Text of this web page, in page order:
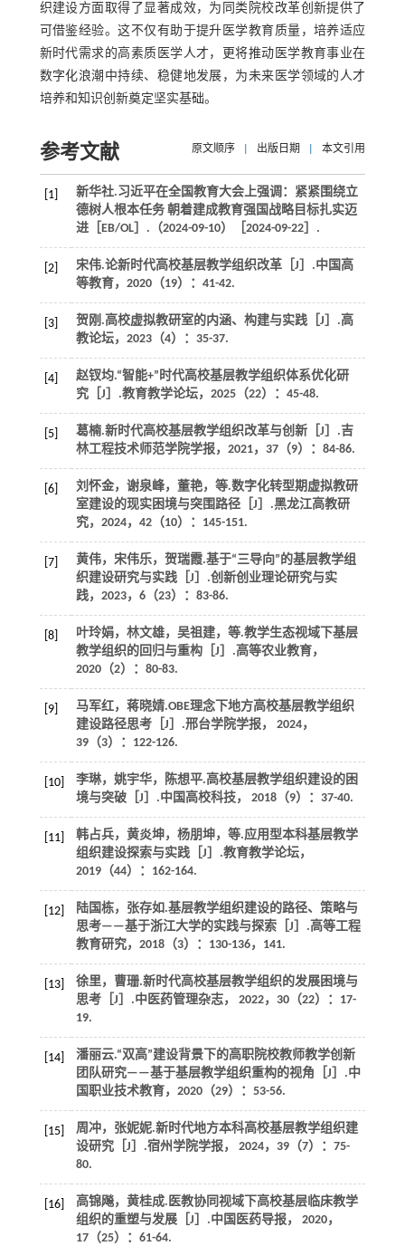
织建设方面取得了显著成效，为同类院校改革创新提供了
可借鉴经验。这不仅有助于提升医学教育质量，培养适应
新时代需求的高素质医学人才，更将推动医学教育事业在
数字化浪潮中持续、稳健地发展，为未来医学领域的人才
培养和知识创新奠定坚实基础。
参考文献 原文顺序 出版日期 本文引用
[1]
新华社.习近平在全国教育大会上强调：紧紧围绕立
德树人根本任务 朝着建成教育强国战略目标扎实迈
进［EB/OL］.（2024-09-10）［2024-09-22］.
[2] 宋伟.论新时代高校基层教学组织改革［J］.中国高
等教育， 2020（19）：41-42.
[3] 贺刚.高校虚拟教研室的内涵、构建与实践［J］.高
教论坛， 2023（4）：35-37.
[4]
赵钗均.“智能+”时代高校基层教学组织体系优化研
究［J］.教育教学论坛， 2025（22）：45-48.
[5] 葛楠.新时代高校基层教学组织改革与创新［J］.吉
林工程技术师范学院学报， 2021， 37（9）：84-86.
[6] 刘怀金，谢泉峰，董艳， 等.数字化转型期虚拟教研
室建设的现实困境与突围路径［J］.黑龙江高教研
究， 2024， 42（10）：145-151.
[7]
黄伟，宋伟乐，贺瑞霞.基于“三导向”的基层教学组
织建设研究与实践［J］.创新创业理论研究与实
践， 2023， 6（23）：83-86.
[8] 叶玲娟，林文雄，吴祖建， 等.教学生态视域下基层
教学组织的回归与重构［J］.高等农业教育，
2020（2）：80-83.
[9]
马军红，蒋晓婧.OBE理念下地方高校基层教学组织
建设路径思考［J］.邢台学院学报， 2024，
39（3）：122-126.
[10]
李琳，姚宇华，陈想平.高校基层教学组织建设的困
境与突破［J］.中国高校科技， 2018（9）：37-40.
[11] 韩占兵，黄炎坤，杨朋坤， 等.应用型本科基层教学
组织建设探索与实践［J］.教育教学论坛，
2019（44）：162-164.
[12]
陆国栋，张存如.基层教学组织建设的路径、策略与
思考——基于浙江大学的实践与探索［J］.高等工程
教育研究， 2018（3）：130-136，141.
[13]
徐里，曹珊.新时代高校基层教学组织的发展困境与
思考［J］.中医药管理杂志， 2022， 30（22）：17-
19.
[14]
潘丽云.“双高”建设背景下的高职院校教师教学创新
团队研究——基于基层教学组织重构的视角［J］.中
国职业技术教育， 2020（29）：53-56.
[15]
周冲，张妮妮.新时代地方本科高校基层教学组织建
设研究［J］.宿州学院学报， 2024， 39（7）：75-
80.
[16]
高锦飚，黄桂成.医教协同视域下高校基层临床教学
组织的重塑与发展［J］.中国医药导报， 2020，
17（25）：61-64.